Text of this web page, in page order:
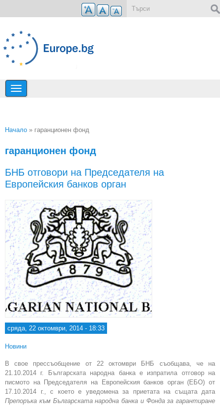
Премини към основното съдържание
Начало » гаранционен фонд
гаранционен фонд
БНБ отговори на Председателя на
Европейския банков орган
сряда, 22 октомври, 2014 - 18:33
Новини
В свое прессъобщение от 22 октомври БНБ съобщава, че на
21.10.2014 г. Българската народна банка е изпратила отговор на
писмото на Председателя на Европейския банков орган (ЕБО) от
17.10.2014 г., с което e уведомена за приетата на същата дата
Препоръка към Българската народна банка и Фонда за гарантиране